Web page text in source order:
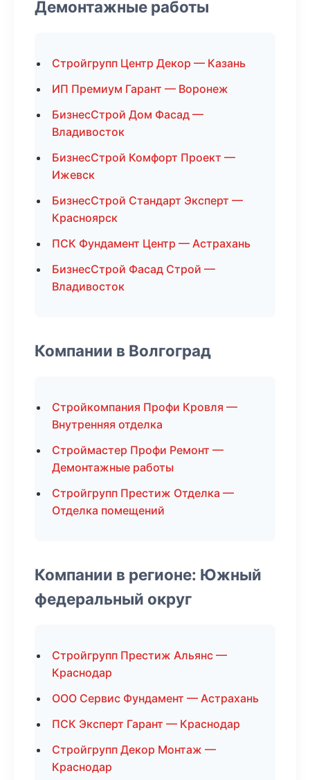
Демонтажные работы
Стройгрупп Центр Декор — Казань
ИП Премиум Гарант — Воронеж
БизнесСтрой Дом Фасад —
Владивосток
БизнесСтрой Комфорт Проект —
Ижевск
БизнесСтрой Стандарт Эксперт —
Красноярск
ПСК Фундамент Центр — Астрахань
БизнесСтрой Фасад Строй —
Владивосток
Компании в Волгоград
Стройкомпания Профи Кровля —
Внутренняя отделка
Строймастер Профи Ремонт —
Демонтажные работы
Стройгрупп Престиж Отделка —
Отделка помещений
Компании в регионе: Южный
федеральный округ
Стройгрупп Престиж Альянс —
Краснодар
ООО Сервис Фундамент — Астрахань
ПСК Эксперт Гарант — Краснодар
Стройгрупп Декор Монтаж —
Краснодар